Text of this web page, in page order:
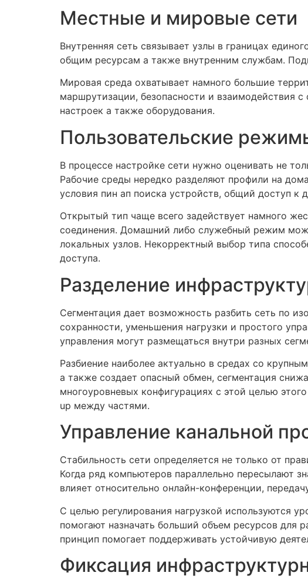
Местные и мировые сети
Внутренняя сеть связывает узлы в границах
общим ресурсам а также внутренним службам.
Мировая среда охватывает намного большие
маршрутизации, безопасности и взаимодействия
настроек а также оборудования.
Пользовательские
В процессе настройке сети нужно оценивать не
Рабочие среды нередко разделяют профили на
условия пин ап поиска устройств, общий доступ
Открытый тип чаще всего задействует намного
соединения. Домашний либо служебный режим
локальных узлов. Некорректный выбор типа
доступа.
Разделение
Сегментация дает возможность разбить сеть по
сохранности, уменьшения нагрузки и простого
управления могут размещаться внутри разных
Разбиение наиболее актуально в средах со
а также создает опасный обмен, сегментация
многоуровневых конфигурациях с этой целью
up между частями.
Управление канальной
Стабильность сети определяется не только от
Когда ряд компьютеров параллельно пересылают
влияет относительно онлайн-конференции,
С целью регулирования нагрузкой используются
помогают назначать больший объем ресурсов для
принцип помогает поддерживать устойчивую
Фиксация